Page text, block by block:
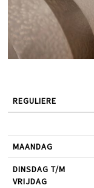
REGULIERE
MAANDAG
DINSDAG T/M
VRIJDAG